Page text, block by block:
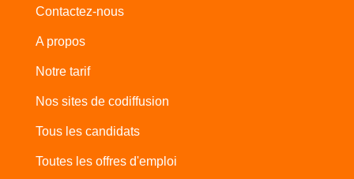
Contactez-nous
A propos
Notre tarif
Nos sites de codiffusion
Tous les candidats
Toutes les offres d'emploi